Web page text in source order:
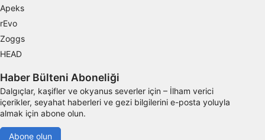
Apeks
rEvo
Zoggs
HEAD
Haber Bülteni Aboneliği
Dalgıçlar, kaşifler ve okyanus severler için – İlham verici
içerikler, seyahat haberleri ve gezi bilgilerini e-posta yoluyla
almak için abone olun.
Abone olun